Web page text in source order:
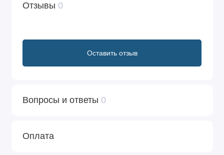
Отзывы 0
Оставить отзыв
Вопросы и ответы 0
Оплата